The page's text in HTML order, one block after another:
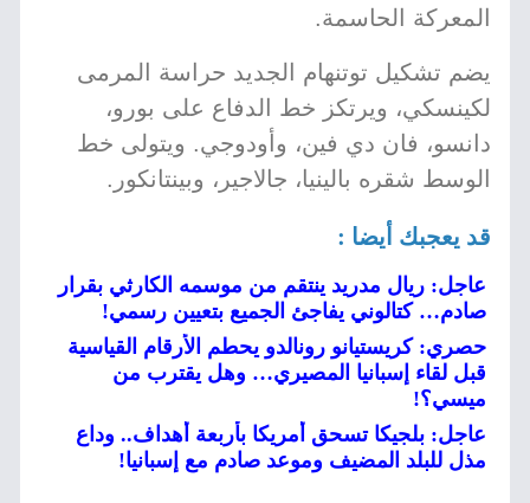
المعركة الحاسمة.
يضم تشكيل توتنهام الجديد حراسة المرمى
لكينسكي، ويرتكز خط الدفاع على بورو،
دانسو، فان دي فين، وأودوجي. ويتولى خط
الوسط شقره بالينيا، جالاجير، وبينتانكور.
قد يعجبك أيضا :
عاجل: ريال مدريد ينتقم من موسمه الكارثي بقرار
صادم… كتالوني يفاجئ الجميع بتعيين رسمي!
حصري: كريستيانو رونالدو يحطم الأرقام القياسية
قبل لقاء إسبانيا المصيري… وهل يقترب من
ميسي؟!
عاجل: بلجيكا تسحق أمريكا بأربعة أهداف.. وداع
مذل للبلد المضيف وموعد صادم مع إسبانيا!